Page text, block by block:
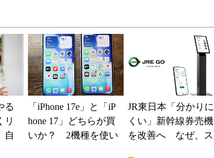
る
リ
自
「iPhone 17e」と「iP
hone 17」どちらが買
いか？ 2機種を使い
JR東日本「分かりに
くい」新幹線券売機
を改善へ なぜ、ス